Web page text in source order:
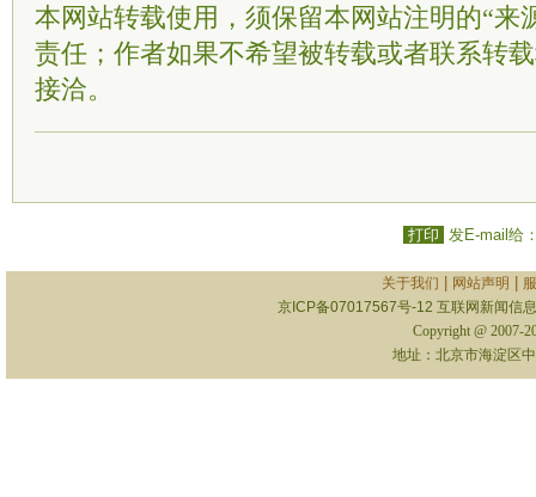
本网站转载使用，须保留本网站注明的“来
责任；作者如果不希望被转载或者联系转
接洽。
打印 发E-mail给
关于我们 网站声明
京ICP备07017567号-12 互联网新闻信
Copyright @ 2007-
地址：北京市海淀区